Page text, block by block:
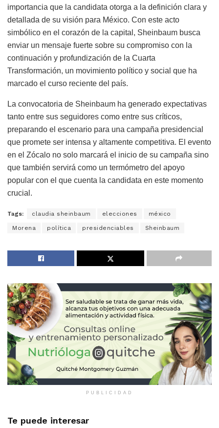
importancia que la candidata otorga a la definición clara y
detallada de su visión para México. Con este acto
simbólico en el corazón de la capital, Sheinbaum busca
enviar un mensaje fuerte sobre su compromiso con la
continuación y profundización de la Cuarta
Transformación, un movimiento político y social que ha
marcado el curso reciente del país.
La convocatoria de Sheinbaum ha generado expectativas
tanto entre sus seguidores como entre sus críticos,
preparando el escenario para una campaña presidencial
que promete ser intensa y altamente competitiva. El evento
en el Zócalo no solo marcará el inicio de su campaña sino
que también servirá como un termómetro del apoyo
popular con el que cuenta la candidata en este momento
crucial.
Tags: claudia sheinbaum elecciones méxico
Morena política presidenciables Sheinbaum
PUBLICIDAD
Te puede interesar